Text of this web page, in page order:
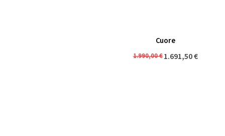
Cuore
1.990,00 €1.691,50 €